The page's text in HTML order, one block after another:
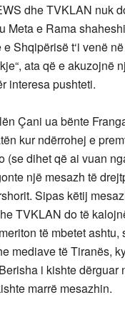
dhe TVKLAN nuk
Meta e Rama
Shqipërisë t‘i venë
ata që e akuzojnë
interesa pushteti.
Çani ua bënte
kur ndërrohej e
(se dihet që ai vuan
një mesazh të
Sipas këtij
TVKLAN do të
të mbetet
mediave të Tiranës,
i kishte dërguar
marrë mesazhin.